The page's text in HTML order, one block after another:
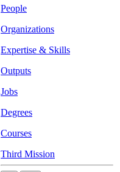
People
Organizations
Expertise & Skills
Outputs
Jobs
Degrees
Courses
Third Mission